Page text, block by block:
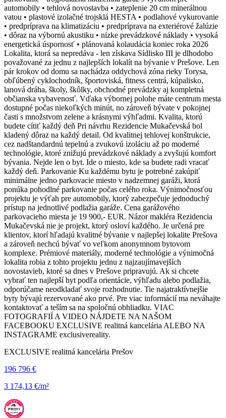
automobily • tehlová novostavba • zateplenie 20 cm minerálnou
vatou • plastové izolačné trojsklá HESTA • podlahové vykurovanie
• predpríprava na klimatizáciu • predpríprava na exteriérové žalúzie
• dôraz na výbornú akustiku • nízke prevádzkové náklady • vysoká
energetická úspornosť • plánovaná kolaudácia koniec roka 2026
Lokalita, ktorá sa nepredáva - len získava Sídlisko III je dlhodobo
považované za jednu z najlepších lokalít na bývanie v Prešove. Len
pár krokov od domu sa nachádza oddychová zóna rieky Torysa,
obľúbený cyklochodník, športoviská, fitness centrá, kúpalisko,
lanová dráha, školy, škôlky, obchodné prevádzky aj kompletná
občianska vybavenosť. Vďaka výbornej polohe máte centrum mesta
dostupné počas niekoľkých minút, no zároveň bývate v pokojnej
časti s množstvom zelene a krásnymi výhľadmi. Kvalita, ktorú
budete cítiť každý deň Pri návrhu Rezidencie Mukačevská bol
kladený dôraz na každý detail. Od kvalitnej tehlovej konštrukcie,
cez nadštandardnú tepelnú a zvukovú izoláciu až po moderné
technológie, ktoré znižujú prevádzkové náklady a zvyšujú komfort
bývania. Nejde len o byt. Ide o miesto, kde sa budete radi vracať
každý deň. Parkovanie Ku každému bytu je potrebné zakúpiť
minimálne jedno parkovacie miesto v nadzemnej garáži, ktorá
ponúka pohodlné parkovanie počas celého roka. Výnimočnosťou
projektu je výťah pre automobily, ktorý zabezpečuje jednoduchý
prístup na jednotlivé podlažia garáže. Cena garážového
parkovacieho miesta je 19 900,- EUR. Názor makléra Rezidencia
Mukačevská nie je projekt, ktorý osloví každého. Je určená pre
klientov, ktorí hľadajú kvalitné bývanie v najlepšej lokalite Prešova
a zároveň nechcú bývať vo veľkom anonymnom bytovom
komplexe. Prémiové materiály, moderné technológie a výnimočná
lokalita robia z tohto projektu jednu z najzaujímavejších
novostavieb, ktoré sa dnes v Prešove pripravujú. Ak si chcete
vybrať ten najlepší byt podľa orientácie, výhľadu alebo podlažia,
odporúčame neodkladať svoje rozhodnutie. Tie najatraktívnejšie
byty bývajú rezervované ako prvé. Pre viac informácií ma neváhajte
kontaktovať a teším sa na spoločnú obhliadku. VIAC
FOTOGRAFIÍ A VIDEO NÁJDETE NA NAŠOM
FACEBOOKU EXCLUSIVE realitná kancelária ALEBO NA
INSTAGRAME exclusivereality.
EXCLUSIVE realitná kancelária Prešov
196 796 €
3 174,13 €/m²